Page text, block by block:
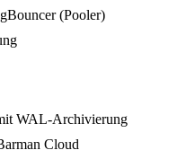
(Pooler)
WAL-Archivierung
Cloud